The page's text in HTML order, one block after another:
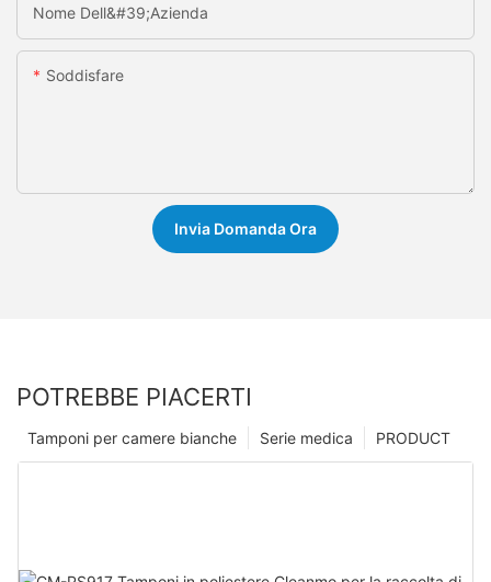
Nome Dell&#39;azienda
Soddisfare
Invia Domanda Ora
POTREBBE PIACERTI
PRODUCT
Serie medica
Tamponi per camere bianche